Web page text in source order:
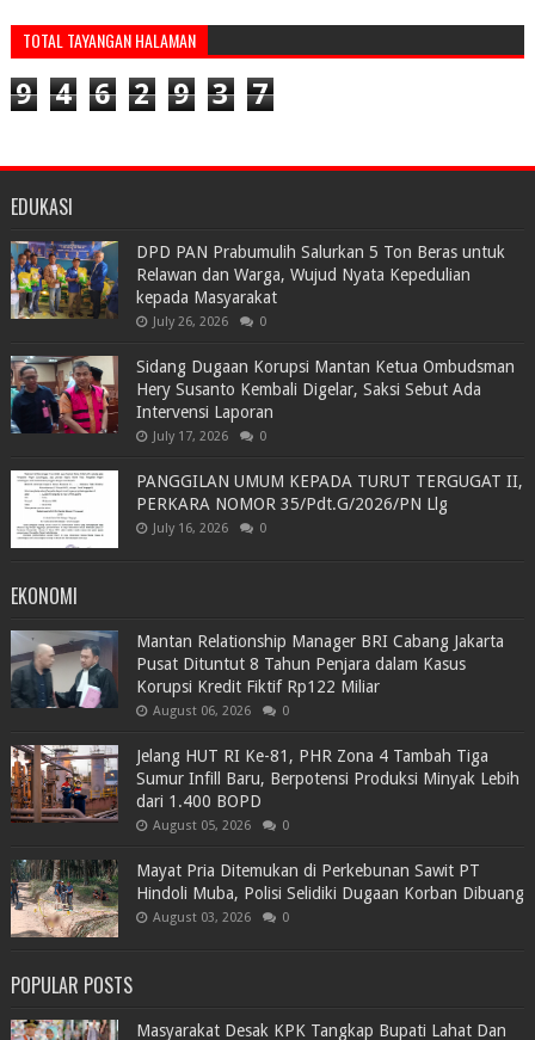
TOTAL TAYANGAN HALAMAN
9 4 6 2 9 3 7
EDUKASI
DPD PAN Prabumulih Salurkan 5 Ton Beras untuk
Relawan dan Warga, Wujud Nyata Kepedulian
kepada Masyarakat
July 26, 2026 0
Sidang Dugaan Korupsi Mantan Ketua Ombudsman
Hery Susanto Kembali Digelar, Saksi Sebut Ada
Intervensi Laporan
July 17, 2026 0
PANGGILAN UMUM KEPADA TURUT TERGUGAT II,
PERKARA NOMOR 35/Pdt.G/2026/PN Llg
July 16, 2026 0
EKONOMI
Mantan Relationship Manager BRI Cabang Jakarta
Pusat Dituntut 8 Tahun Penjara dalam Kasus
Korupsi Kredit Fiktif Rp122 Miliar
August 06, 2026 0
Jelang HUT RI Ke-81, PHR Zona 4 Tambah Tiga
Sumur Infill Baru, Berpotensi Produksi Minyak Lebih
dari 1.400 BOPD
August 05, 2026 0
Mayat Pria Ditemukan di Perkebunan Sawit PT
Hindoli Muba, Polisi Selidiki Dugaan Korban Dibuang
August 03, 2026 0
POPULAR POSTS
Masyarakat Desak KPK Tangkap Bupati Lahat Dan